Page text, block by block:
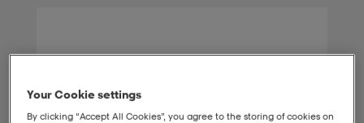
Your Cookie settings
By clicking “Accept All Cookies”, you agree to the storing of cookies on